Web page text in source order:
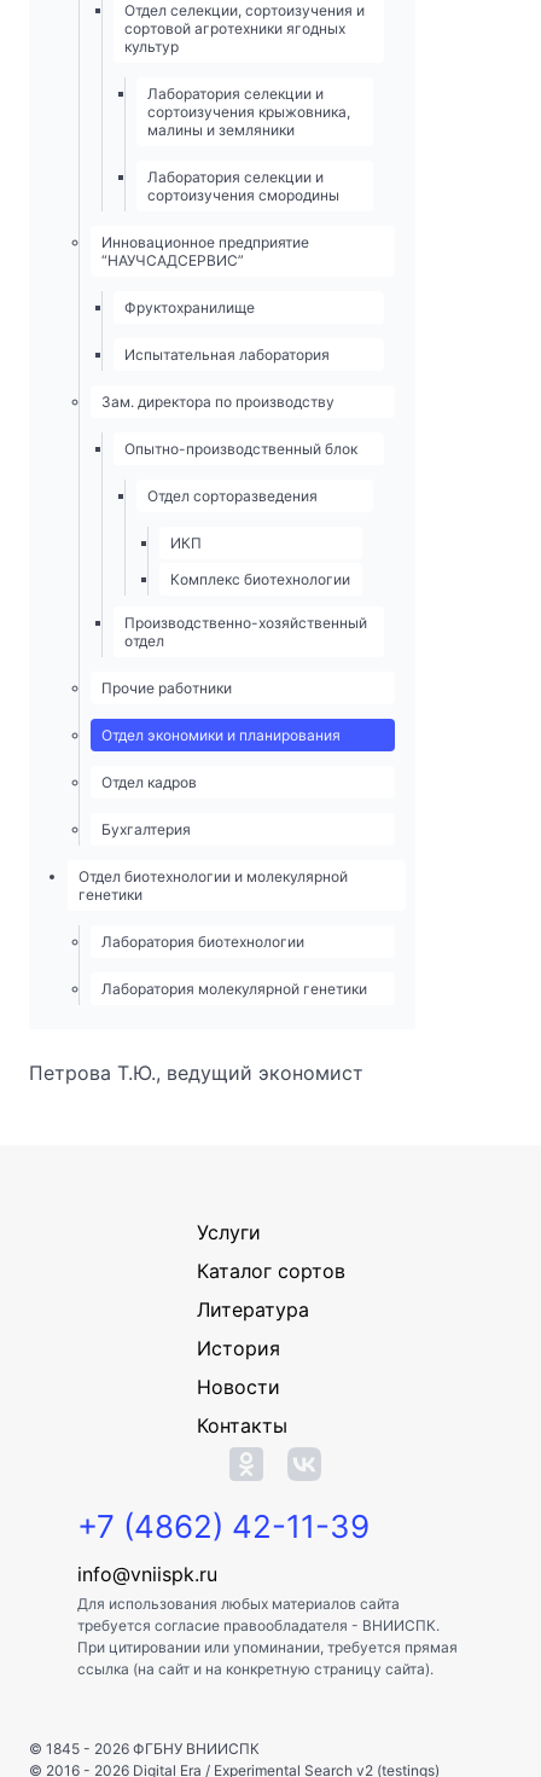
Отдел селекции, сортоизучения и
сортовой агротехники ягодных
культур
Лаборатория селекции и
сортоизучения крыжовника,
малины и земляники
Лаборатория селекции и
сортоизучения смородины
Инновационное предприятие
“НАУЧСАДСЕРВИС”
Фруктохранилище
Испытательная лаборатория
Зам. директора по производству
Опытно-­производственный блок
Отдел сорторазведения
ИКП
Комплекс биотехнологии
Производственно-хозяйственный
отдел
Прочие работники
Отдел экономики и планирования
Отдел кадров
Бухгалтерия
Отдел биотехнологии и молекулярной
генетики
Лаборатория биотехнологии
Лаборатория молекулярной генетики
Петрова Т.Ю., ведущий экономист
Услуги
Каталог сортов
Литература
История
Новости
Контакты
+7 (4862) 42-11-39
info@vniispk.ru
Для использования любых материалов сайта
требуется согласие правообладателя - ВНИИСПК.
При цитировании или упоминании, требуется прямая
ссылка (на сайт и на конкретную страницу сайта).
© 1845 - 2026 ФГБНУ ВНИИСПК
© 2016 - 2026 Digital Era / Experimental Search v2 (testings)